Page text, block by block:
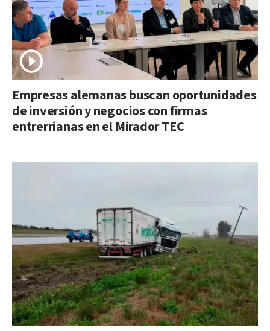
Empresas alemanas buscan oportunidades
de inversión y negocios con firmas
entrerrianas en el Mirador TEC